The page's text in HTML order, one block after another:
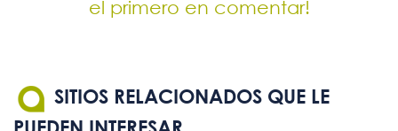
el primero en comentar!
SITIOS RELACIONADOS QUE LE